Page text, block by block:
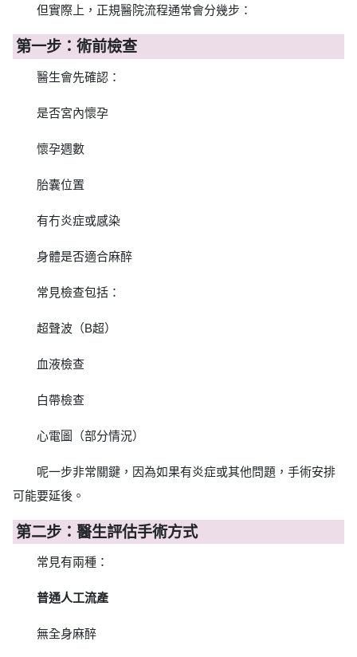
但實際上，正規醫院流程通常會分幾步：
第一步：術前檢查
醫生會先確認：
是否宮內懷孕
懷孕週數
胎囊位置
有冇炎症或感染
身體是否適合麻醉
常見檢查包括：
超聲波（B超）
血液檢查
白帶檢查
心電圖（部分情況）
呢一步非常關鍵，因為如果有炎症或其他問題，手術安排
可能要延後。
第二步：醫生評估手術方式
常見有兩種：
普通人工流產
無全身麻醉